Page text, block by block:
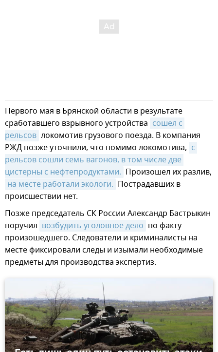
Первого мая в Брянской области в результате
сработавшего взрывного устройства сошел с
рельсов локомотив грузового поезда. В компания
РЖД позже уточнили, что помимо локомотива, с
рельсов сошли семь вагонов, в том числе две
цистерны с нефтепродуктами. Произошел их разлив,
на месте работали экологи. Пострадавших в
происшествии нет.
Позже председатель СК России Александр Бастрыкин
поручил возбудить уголовное дело по факту
произошедшего. Следователи и криминалисты на
месте фиксировали следы и изымали необходимые
предметы для производства экспертиз.